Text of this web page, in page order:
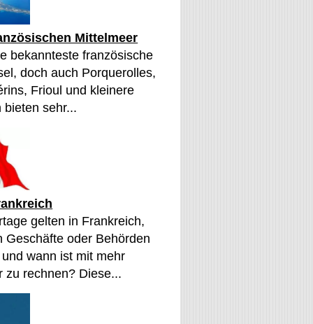
Mittelmeer
bekannteste französische
doch auch Porquerolles,
Frioul und kleinere
bieten sehr...
gelten in Frankreich,
Geschäfte oder Behörden
wann ist mit mehr
zu rechnen? Diese...